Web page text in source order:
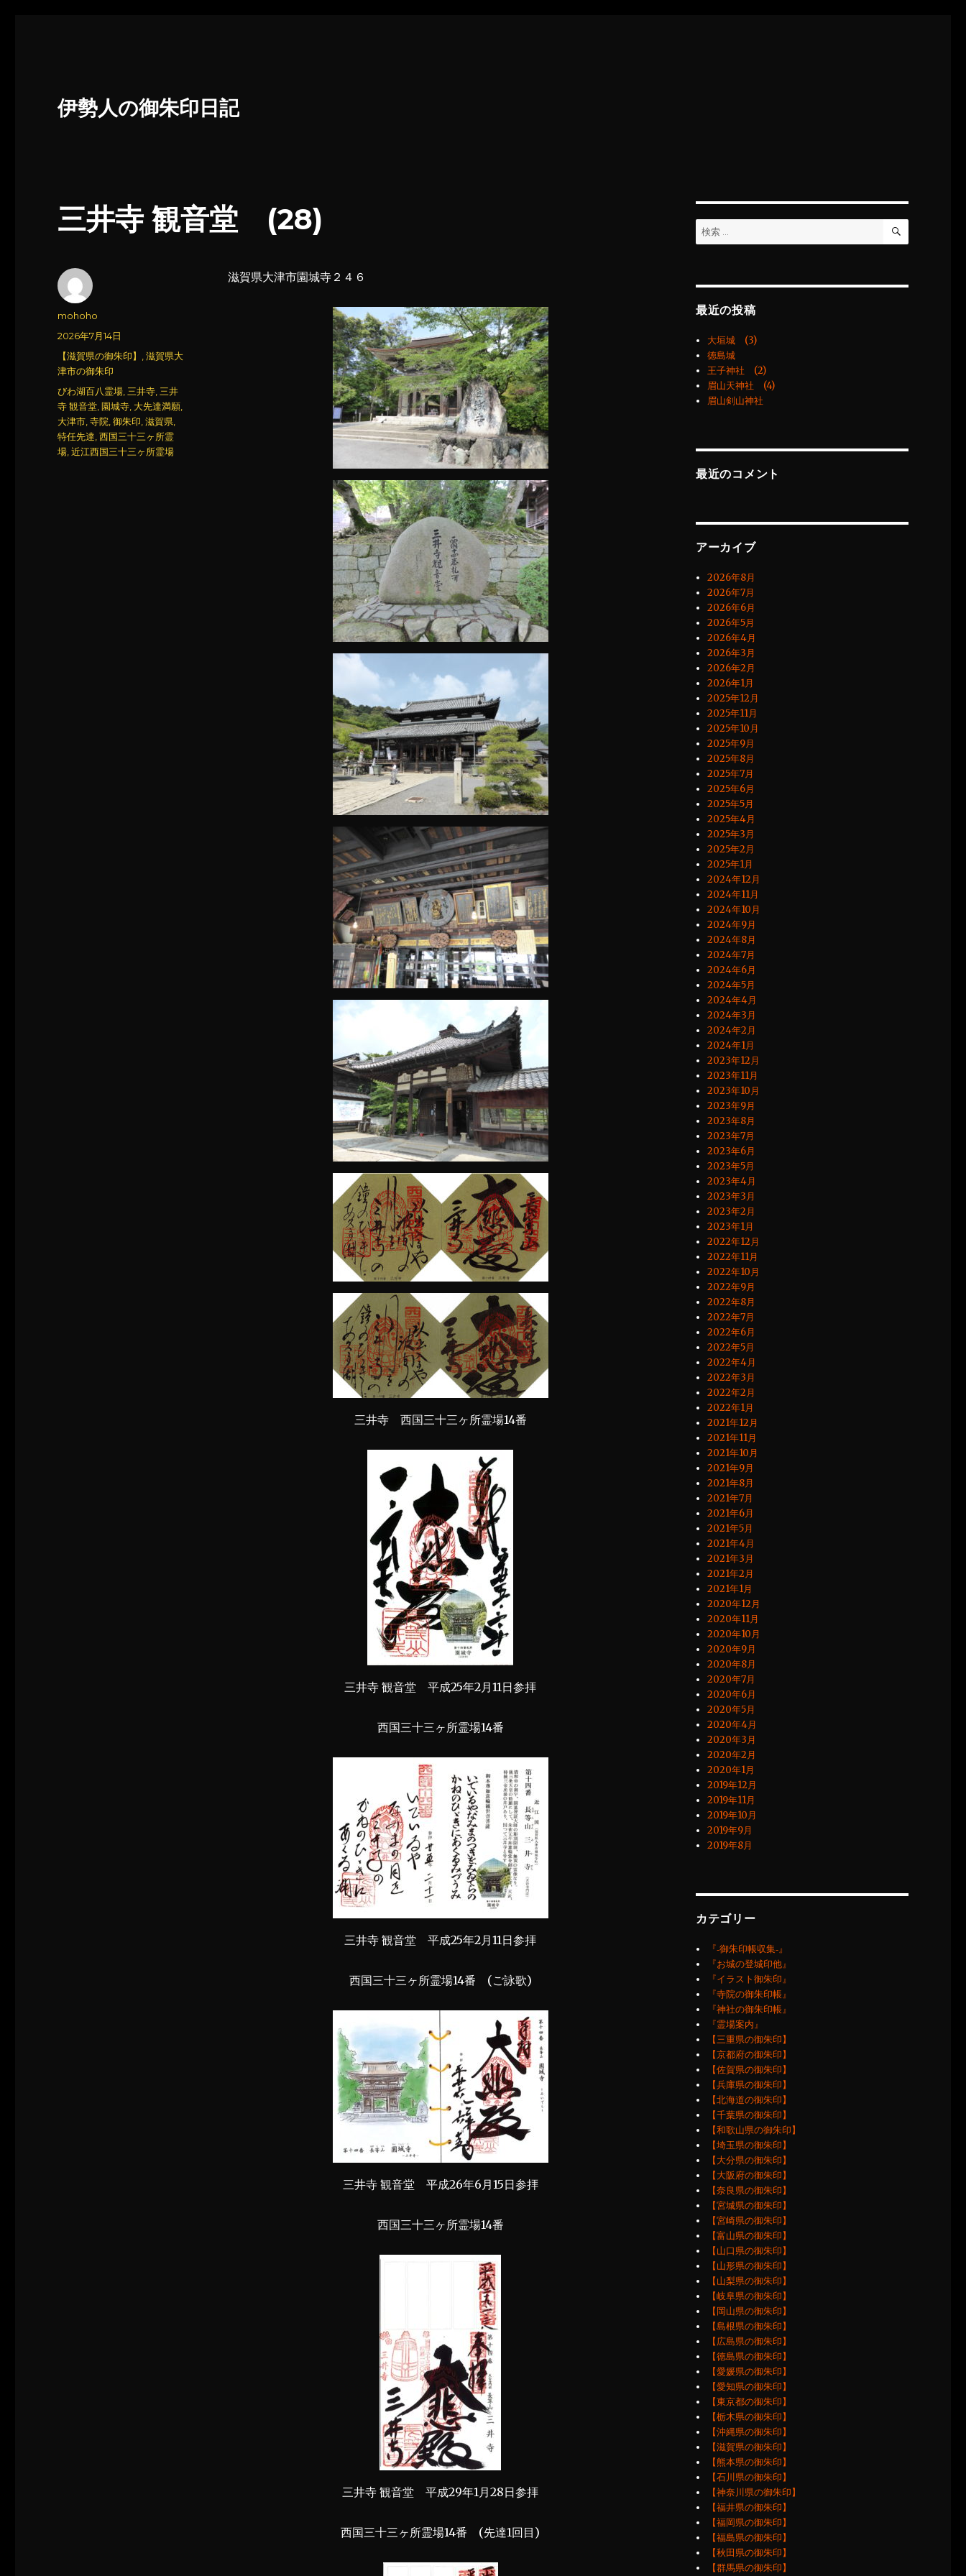
伊勢人の御朱印日記
三井寺 観音堂 (28)
滋賀県大津市園城寺２４６
三井寺 西国三十三ヶ所霊場14番
三井寺 観音堂 平成25年2月11日参拝
西国三十三ヶ所霊場14番
三井寺 観音堂 平成25年2月11日参拝
西国三十三ヶ所霊場14番 (ご詠歌)
三井寺 観音堂 平成26年6月15日参拝
西国三十三ヶ所霊場14番
三井寺 観音堂 平成29年1月28日参拝
西国三十三ヶ所霊場14番 (先達1回目)
投
mohoho
投
稿
日:
2026年7月14日
カ
テ
ゴ
リ
ー
【滋賀県の御朱印】 ,滋賀県大
津市の御朱印
タ
グ
びわ湖百八霊場 三井寺 三井
寺 観音堂 ,園城寺 大先達満願
大津市 ,寺院 ,御朱印 ,滋賀県
特任先達 ,西国三十三ヶ所霊
場 ,近江西国三十三ヶ所霊場
検
索:
検
最近の投稿
大垣城 (3)
徳島城
王子神社 (2)
眉山天神社 (4)
眉山剣山神社
最近のコメント
アーカイブ
2026年8月
2026年7月
2026年6月
2026年5月
2026年4月
2026年3月
2026年2月
2026年1月
2025年12月
2025年11月
2025年10月
2025年9月
2025年8月
2025年7月
2025年6月
2025年5月
2025年4月
2025年3月
2025年2月
2025年1月
2024年12月
2024年11月
2024年10月
2024年9月
2024年8月
2024年7月
2024年6月
2024年5月
2024年4月
2024年3月
2024年2月
2024年1月
2023年12月
2023年11月
2023年10月
2023年9月
2023年8月
2023年7月
2023年6月
2023年5月
2023年4月
2023年3月
2023年2月
2023年1月
2022年12月
2022年11月
2022年10月
2022年9月
2022年8月
2022年7月
2022年6月
2022年5月
2022年4月
2022年3月
2022年2月
2022年1月
2021年12月
2021年11月
2021年10月
2021年9月
2021年8月
2021年7月
2021年6月
2021年5月
2021年4月
2021年3月
2021年2月
2021年1月
2020年12月
2020年11月
2020年10月
2020年9月
2020年8月
2020年7月
2020年6月
2020年5月
2020年4月
2020年3月
2020年2月
2020年1月
2019年12月
2019年11月
2019年10月
2019年9月
2019年8月
カテゴリー
『‐御朱印帳収集‐』
『お城の登城印他』
『イラスト御朱印』
『寺院の御朱印帳』
『神社の御朱印帳』
『霊場案内』
【三重県の御朱印】
【京都府の御朱印】
【佐賀県の御朱印】
【兵庫県の御朱印】
【北海道の御朱印】
【千葉県の御朱印】
【和歌山県の御朱印】
【埼玉県の御朱印】
【大分県の御朱印】
【大阪府の御朱印】
【奈良県の御朱印】
【宮城県の御朱印】
【宮崎県の御朱印】
【富山県の御朱印】
【山口県の御朱印】
【山形県の御朱印】
【山梨県の御朱印】
【岐阜県の御朱印】
【岡山県の御朱印】
【島根県の御朱印】
【広島県の御朱印】
【徳島県の御朱印】
【愛媛県の御朱印】
【愛知県の御朱印】
【東京都の御朱印】
【栃木県の御朱印】
【沖縄県の御朱印】
【滋賀県の御朱印】
【熊本県の御朱印】
【石川県の御朱印】
【神奈川県の御朱印】
【福井県の御朱印】
【福岡県の御朱印】
【福島県の御朱印】
【秋田県の御朱印】
【群馬県の御朱印】